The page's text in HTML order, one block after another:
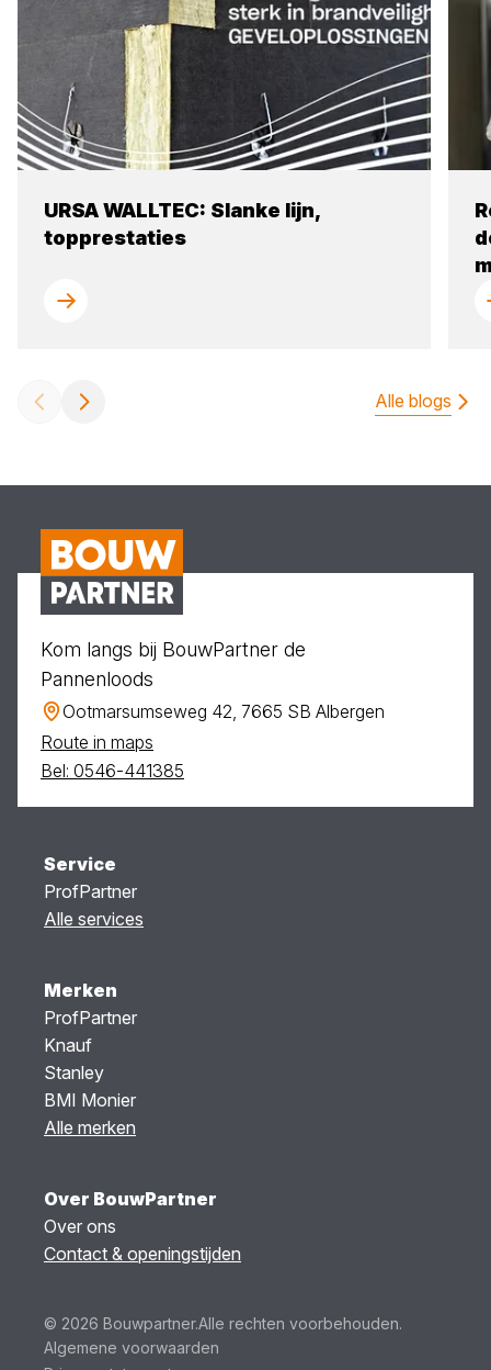
URSA WALLTEC: Slanke lijn,
topprestaties
Alle blogs
Kom langs bij BouwPartner de
Pannenloods
Ootmarsumseweg 42, 7665 SB Albergen
Route in maps
Bel: 0546-441385
Service
ProfPartner
Alle services
Merken
ProfPartner
Knauf
Stanley
BMI Monier
Alle merken
Over BouwPartner
Over ons
Contact & openingstijden
© 2026 Bouwpartner.Alle rechten voorbehouden.
Algemene voorwaarden